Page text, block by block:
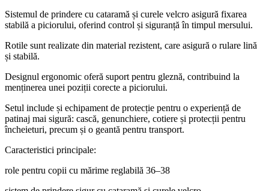
Sistemul de prindere cu cataramă și curele velcro asigură fixarea
stabilă a piciorului, oferind control și siguranță în timpul mersului.
Rotile sunt realizate din material rezistent, care asigură o rulare lină
și stabilă.
Designul ergonomic oferă suport pentru gleznă, contribuind la
menținerea unei poziții corecte a piciorului.
Setul include și echipament de protecție pentru o experiență de
patinaj mai sigură: cască, genunchiere, cotiere și protecții pentru
încheieturi, precum și o geantă pentru transport.
Caracteristici principale:
role pentru copii cu mărime reglabilă 36–38